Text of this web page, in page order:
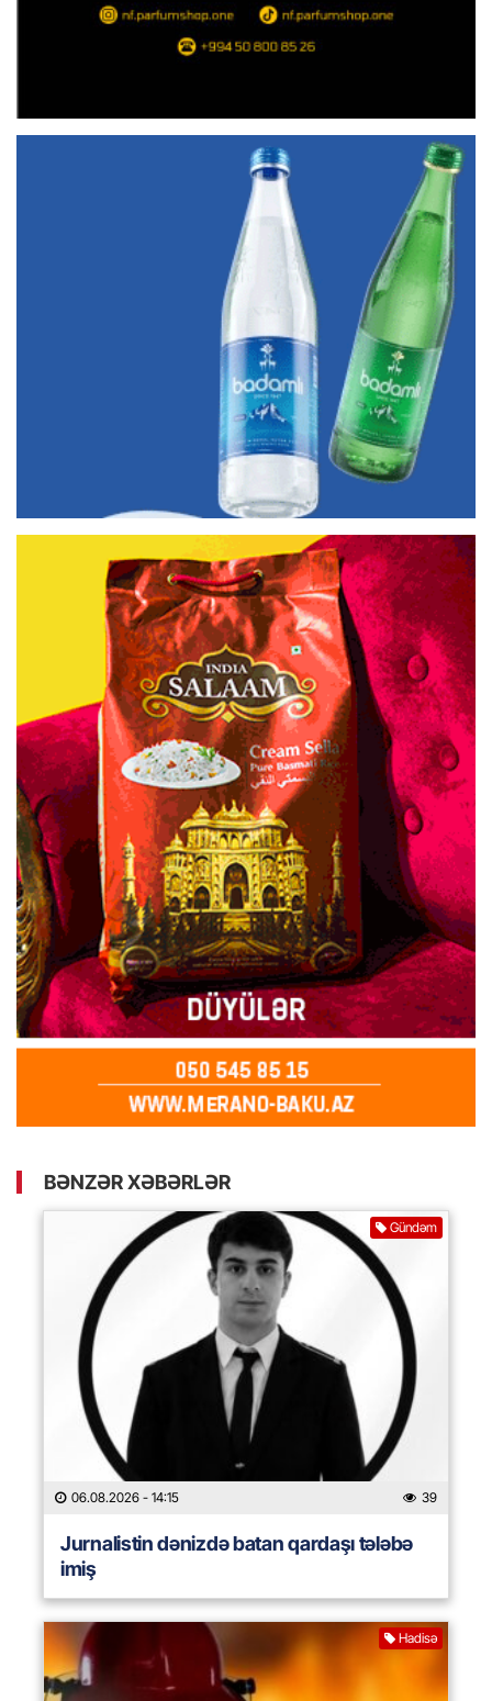
BƏNZƏR XƏBƏRLƏR
Gündəm
06.08.2026 - 14:15 39
Jurnalistin dənizdə batan qardaşı tələbə
imiş
Hadisə